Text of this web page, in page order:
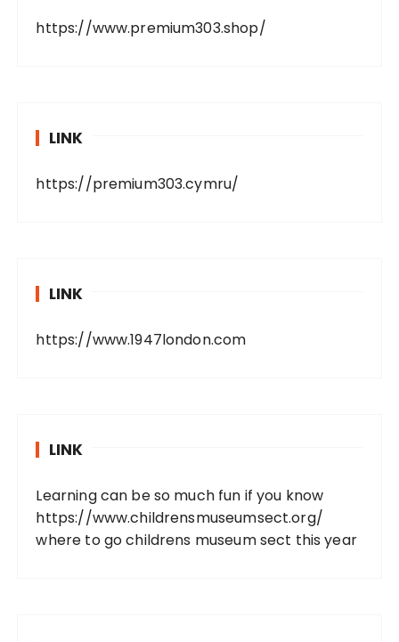
https://www.premium303.shop/
LINK
https://premium303.cymru/
LINK
https://www.1947london.com
LINK
Learning can be so much fun if you know
https://www.childrensmuseumsect.org/
where to go childrens museum sect this year